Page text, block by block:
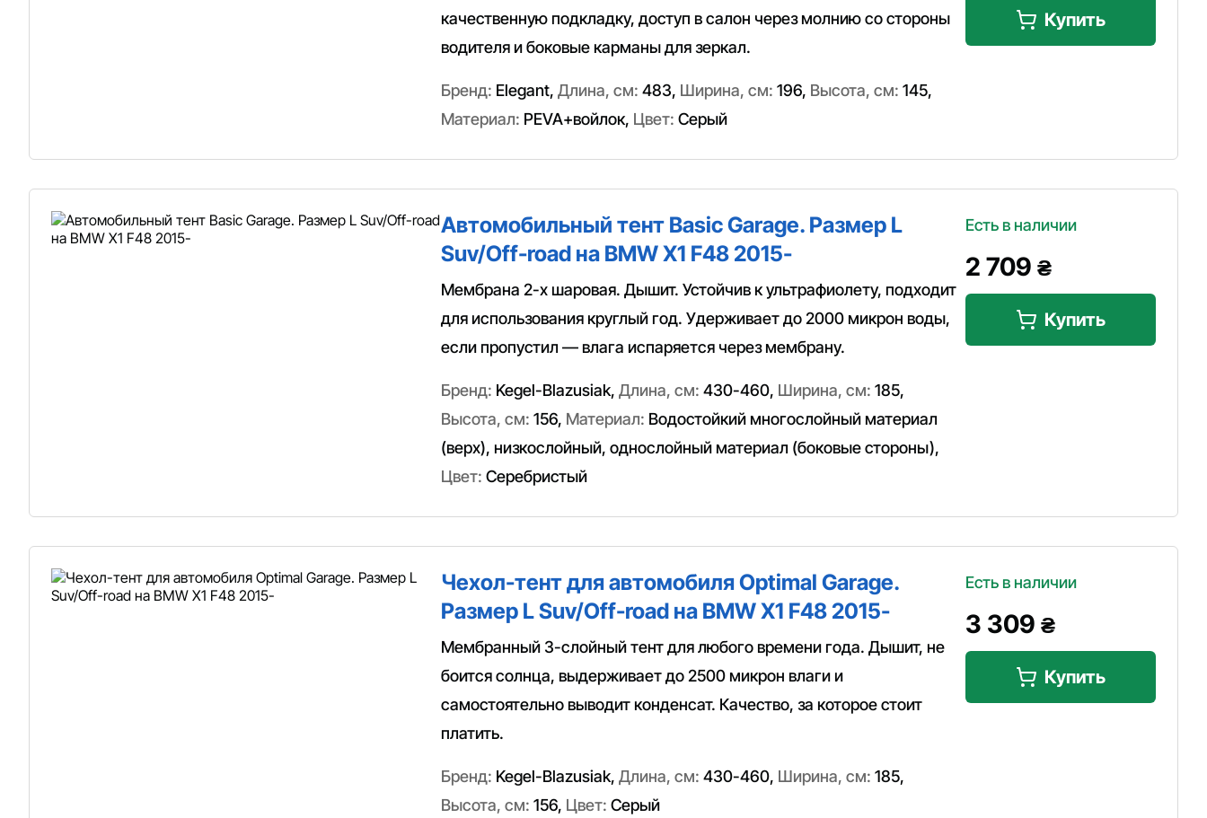
качественную подкладку, доступ в салон через молнию со стороны
водителя и боковые карманы для зеркал.
Бренд: Elegant, Длина, см: 483, Ширина, см: 196, Высота, см: 145,
Материал: PEVA+войлок, Цвет: Серый
Купить
Автомобильный тент Basic Garage. Размер L
Suv/Off-road на BMW X1 F48 2015-
Мембрана 2-х шаровая. Дышит. Устойчив к ультрафиолету, подходит
для использования круглый год. Удерживает до 2000 микрон воды,
если пропустил — влага испаряется через мембрану.
Бренд: Kegel-Blazusiak, Длина, см: 430-460, Ширина, см: 185,
Высота, см: 156, Материал: Водостойкий многослойный материал
(верх), низкослойный, однослойный материал (боковые стороны),
Цвет: Серебристый
Есть в наличии
2 709 ₴
Купить
Чехол-тент для автомобиля Optimal Garage.
Размер L Suv/Off-road на BMW X1 F48 2015-
Мембранный 3-слойный тент для любого времени года. Дышит, не
боится солнца, выдерживает до 2500 микрон влаги и
самостоятельно выводит конденсат. Качество, за которое стоит
платить.
Бренд: Kegel-Blazusiak, Длина, см: 430-460, Ширина, см: 185,
Высота, см: 156, Цвет: Серый
Есть в наличии
3 309 ₴
Купить